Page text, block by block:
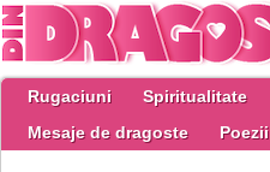
Rugaciuni Spiritualitate
Mesaje de dragoste
Poezii